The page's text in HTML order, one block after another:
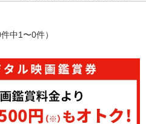
件中1〜0件）